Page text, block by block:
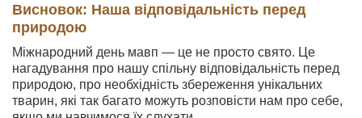
Висновок: Наша відповідальність перед
природою
Міжнародний день мавп — це не просто свято. Це
нагадування про нашу спільну відповідальність перед
природою, про необхідність збереження унікальних
тварин, які так багато можуть розповісти нам про себе,